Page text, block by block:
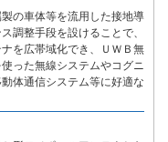
の車体等を流用した接地導
調整手段を設けることで、
を広帯域化でき、ＵＷＢ無
った無線システムやコグニ
体通信システム等に好適な